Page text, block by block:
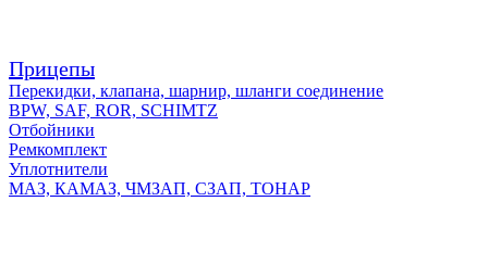
Прицепы
Перекидки, клапана, шарнир, шланги соединение
BPW, SAF, ROR, SCHIMTZ
Отбойники
Ремкомплект
Уплотнители
МАЗ, КАМАЗ, ЧМЗАП, СЗАП, ТОНАР